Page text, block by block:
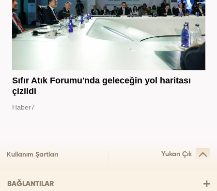
Sıfır Atık Forumu'nda geleceğin yol haritası
çizildi
Haber7
Kullanım Şartları Yukarı Çık
BAĞLANTILAR